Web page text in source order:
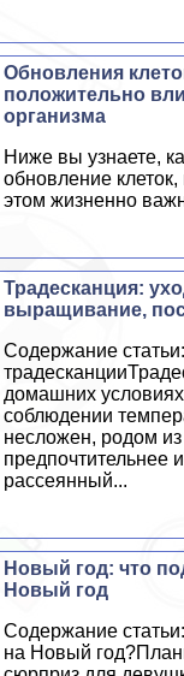
Обновления
положительно
организма
Ниже вы узнаете,
обновление
этом жизненно
Традесканция:
выращивание,
Содержание
домашних
соблюдении
несложен, родом из
предпочтительнее
рассеянный...
Новый год: что
Новый год
Содержание
на Новый